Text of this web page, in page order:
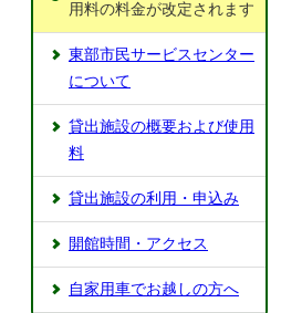
用料の料金が改定されます
東部市民サービスセンター
について
貸出施設の概要および使用
料
貸出施設の利用・申込み
開館時間・アクセス
自家用車でお越しの方へ